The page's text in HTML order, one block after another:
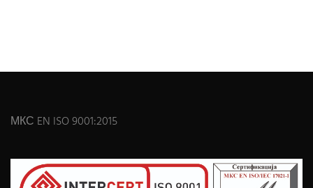
МКС EN ISO 9001:2015